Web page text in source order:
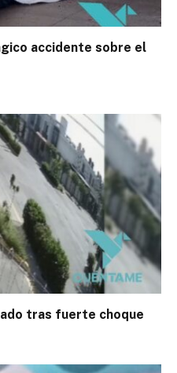
accidente sobre el
tras fuerte choque